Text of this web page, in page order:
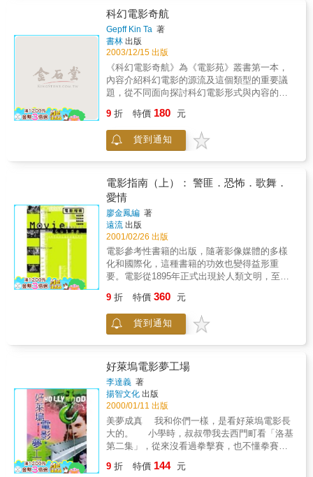
《痞子英雄首部曲》時，海上走私的場面不可
少，黃渤帶著兩個小兄弟開著小艇縱橫大海，
一閃閃過大輪船的場景，同樣也書寫下台灣電
影的新頁。是的，習慣了好萊塢電影的影迷對
這款場景，不容易覺得興奮，但是做為台灣電
影的開路先鋒，蔡岳勳的勇於嘗試，都是在替
台灣電影繳學費，日後內化成共同經驗，工業
能力自能更加升級。導演們陪你玩高雄私房故
事除了藍祖蔚的電影旅行書寫，《光影上路 高
雄‧電影‧故事》也採訪了楊雅?、楊貽茜、王育
麟、高炳權、林福清、林靖傑、李志薔等十位
導演以及攝影師馮信華、畫板師王清心、入圍
事，正如藍祖蔚所言：「這是一本尋找電影足
跡的書，從書中的案例，你可以了解，多少的
電影工作者在高雄找到靈感，也留下了精彩的
人生烙印，那是
他繼《我不笨》後的第一部電影作品。賈施
&#8228;皮爾斯在這本書中娓娓道來本片漫長的
發展過程。他親身蒞臨片場，挖掘芮妮&#8228;
齊薇格如何鑽研、領會碧雅翠絲這個角色的心
路歷程，並當面訪問所有主要的演員、劇組工
作人員、導演及製作人，揭露電影真實的幕後
花絮。攝影師亞歷士&#8228;貝里全程參與電影
拍攝的過程，提供美不勝收的片場劇照和豐富
精彩的背景影像，再現製作《波特小姐》這部
本片入圍第64屆金球獎音樂/喜劇類最佳女主角
提名，強勢問鼎2007年奧斯卡大獎。2.電影
《波特小姐：比得兔的誕生》將於2007/1/19感
科幻電影奇航
Gepff Kin Ta 著
書林 出版
2003/12/15 出版
《科幻電影奇航》為《電影苑》叢書第一本，
內容介紹科幻電影的源流及這個類型的重要議
題，從不同面向探討科幻電影形式與內容的意
必備的入門書。 & 本書實用、有觀點，文內的
名詞解釋和注解，以及文後的索引和參考書
目，都設計方便讀者搜尋使用。
9 折 特價 180 元
貨到通知
電影指南（上）： 警匪．恐怖．歌舞．
愛情
廖金鳳編 著
遠流 出版
2001/02/26 出版
電影參考性書籍的出版，隨著影像媒體的多樣
化和國際化，這種書籍的功效也變得益形重
要。電影從1895年正式出現於人類文明，至今
的產銷、流通到傳佈，無疑在近三十年來產生
了極大的演變。 從電影的製作而言，開始於七
○年代第三世界新興國家的大量生產，使得全球
則是錄影帶保存電影的普遍流行。直到今天人
們除了在傳統的戲院欣賞電影之外，電影呈現
的型態還包括錄影帶、LD、VCD、DVD到網
路。 做為一個處於二十一世紀的電影觀眾，相
較於過往任何一個世代的觀眾，我們毫無疑問
地能以多重的便利方式，在一個我們感到最舒
適的情境，觀賞這一百多年來任何可能取得的
全球流通影片。 本輯首先推出警匪犯罪、恐怖
驚悚、歌舞音樂、文藝愛情四個影史上最重要
9 折 特價 360 元
貨到通知
好萊塢電影夢工場
李達義 著
揚智文化 出版
2000/01/11 出版
美夢成真 我和你們一樣，是看好萊塢電影長
大的。 小學時，叔叔帶我去西門町看「洛基
第二集」，從來沒看過拳擊賽，也不懂拳賽規
己化身為電影中的席維斯史特龍，承受著對手
9 折 特價 144 元